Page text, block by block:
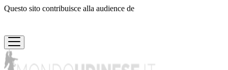
Questo sito contribuisce alla audience de